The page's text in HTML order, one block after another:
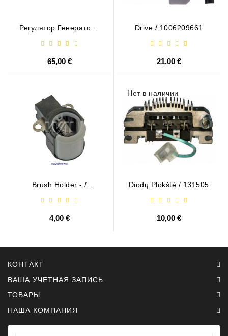
Регулятор Генератора
65,00 €
Brush Holder - /
4,00 €
Drive / 1006209661
21,00 €
Нет в наличии
Diodų Plokštė / 131505
10,00 €
КОНТАКТ
ВАША УЧЕТНАЯ ЗАПИСЬ
ТОВАРЫ
НАША КОМПАНИЯ